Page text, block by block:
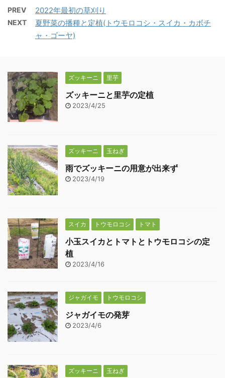
PREV 2022年最初の草刈り
NEXT
夏野菜の播種と定植(トウモロコシ・スイカ・カボチ
ャ・ゴーヤ)
ズッキーニ 里芋
ズッキーニと里芋の定植
2023/4/25
ズッキーニ 玉ねぎ
雨でズッキーニの用意が出来ず
2023/4/19
スイカ トウモロコシ トマト
小玉スイカとトマトとトウモロコシの定
植
2023/4/16
ジャガイモ トウモロコシ
ジャガイモの発芽
2023/4/6
ズッキーニ 玉ねぎ